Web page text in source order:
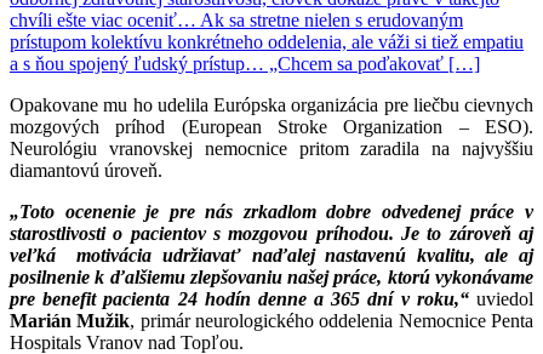
chvíli ešte viac oceniť… Ak sa stretne nielen s erudovaným
prístupom kolektívu konkrétneho oddelenia, ale váži si tiež empatiu
a s ňou spojený ľudský prístup… „Chcem sa poďakovať […]
Opakovane mu ho udelila Európska organizácia pre liečbu cievnych
mozgových príhod (European Stroke Organization – ESO).
Neurológiu vranovskej nemocnice pritom zaradila na najvyššiu
diamantovú úroveň.
„Toto ocenenie je pre nás zrkadlom dobre odvedenej práce v
starostlivosti o pacientov s mozgovou príhodou. Je to zároveň aj
veľká motivácia udržiavať naďalej nastavenú kvalitu, ale aj
posilnenie k ďalšiemu zlepšovaniu našej práce, ktorú vykonávame
pre benefit pacienta 24 hodín denne a 365 dní v roku,“ uviedol
Marián Mužik, primár neurologického oddelenia Nemocnice Penta
Hospitals Vranov nad Topľou.